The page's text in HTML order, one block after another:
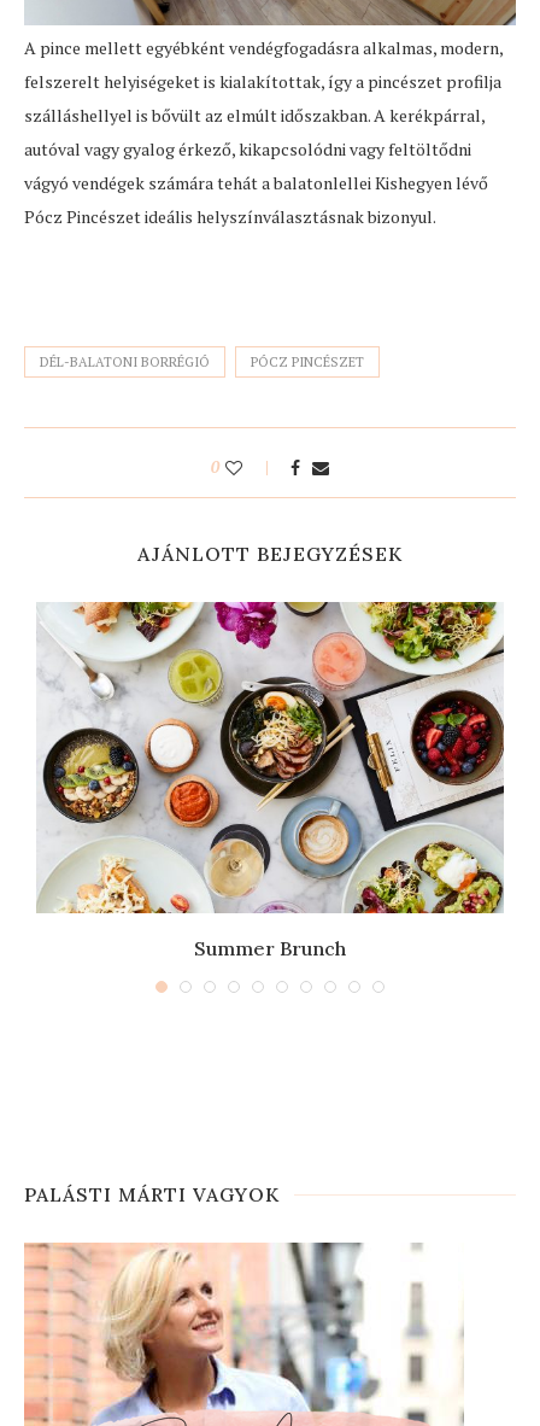
A pince mellett egyébként vendégfogadásra alkalmas, modern,
felszerelt helyiségeket is kialakítottak, így a pincészet profilja
szálláshellyel is bővült az elmúlt időszakban. A kerékpárral,
autóval vagy gyalog érkező, kikapcsolódni vagy feltöltődni
vágyó vendégek számára tehát a balatonlellei Kishegyen lévő
Pócz Pincészet ideális helyszínválasztásnak bizonyul.
DÉL-BALATONI BORRÉGIÓ PÓCZ PINCÉSZET
0
AJÁNLOTT BEJEGYZÉSEK
Summer Brunch
PALÁSTI MÁRTI VAGYOK